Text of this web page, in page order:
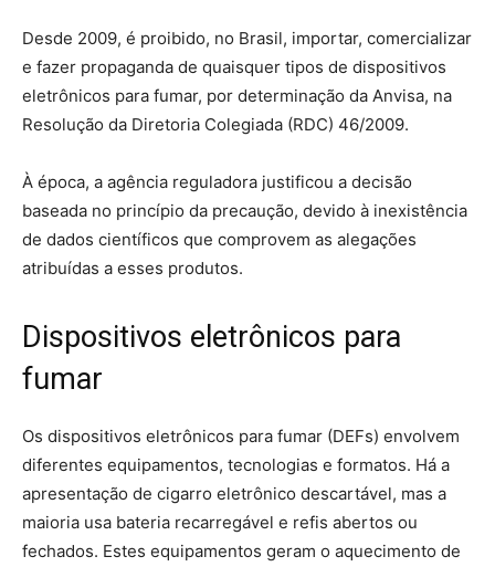
Desde 2009, é proibido, no Brasil, importar, comercializar
e fazer propaganda de quaisquer tipos de dispositivos
eletrônicos para fumar, por determinação da Anvisa, na
Resolução da Diretoria Colegiada (RDC) 46/2009.
À época, a agência reguladora justificou a decisão
baseada no princípio da precaução, devido à inexistência
de dados científicos que comprovem as alegações
atribuídas a esses produtos.
Dispositivos eletrônicos para
fumar
Os dispositivos eletrônicos para fumar (DEFs) envolvem
diferentes equipamentos, tecnologias e formatos. Há a
apresentação de cigarro eletrônico descartável, mas a
maioria usa bateria recarregável e refis abertos ou
fechados. Estes equipamentos geram o aquecimento de